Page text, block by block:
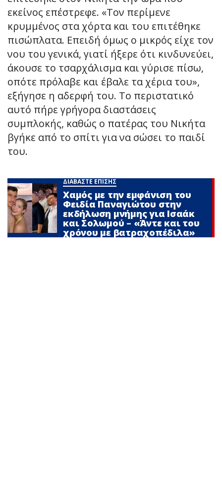
εκείνος επέστρεφε. «Τον περίμενε
κρυμμένος στα χόρτα και του επιτέθηκε
πισώπλατα. Επειδή όμως ο μικρός είχε τον
νου του γενικά, γιατί ήξερε ότι κινδυνεύει,
άκουσε το τσαρχάλισμα και γύρισε πίσω,
οπότε πρόλαβε και έβαλε τα χέρια του»,
εξήγησε η αδερφή του. Το περιστατικό
αυτό πήρε γρήγορα διαστάσεις
συμπλοκής, καθώς ο πατέρας του Νικήτα
βγήκε από το σπίτι για να σώσει το παιδί
του.
ΔΙΑΒΑΣΤΕ ΕΠΙΣΗΣ
Χαμός με την εμφάνιση του
Φειδία Παναγιώτου στην
εκδήλωση μνήμης για Ισαάκ
και Σολωμού – «Άντε και του
χρόνου με βατραχοπέδιλα»